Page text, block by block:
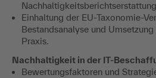
Nachhaltigkeitsberichtserstattung
Einhaltung der EU-Taxonomie-
Bestandsanalyse und
Praxis.
​Nachhaltigkeit in der IT-
Bewertungsfaktoren und